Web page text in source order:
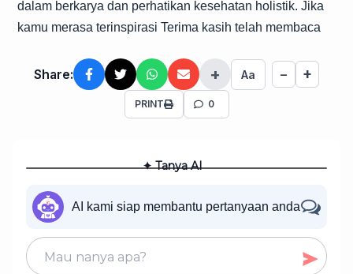
dalam berkarya dan perhatikan kesehatan holistik. Jika
kamu merasa terinspirasi Terima kasih telah membaca
Share: + Aa − +
PRINT 0
✦ Tanya AI
AI kami siap membantu pertanyaan anda